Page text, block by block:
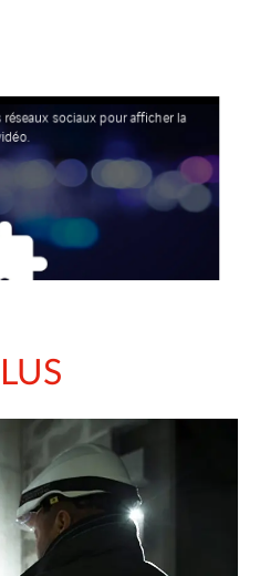
sociaux pour afficher la